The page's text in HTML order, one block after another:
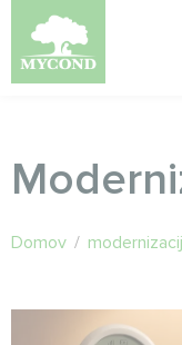
Domov /